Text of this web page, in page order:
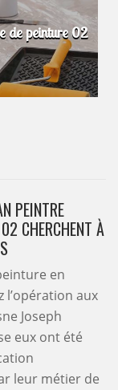
de peinture 02
PEINTRE
CHERCHENT À
en
aux
Joseph
eux ont été
leur métier de